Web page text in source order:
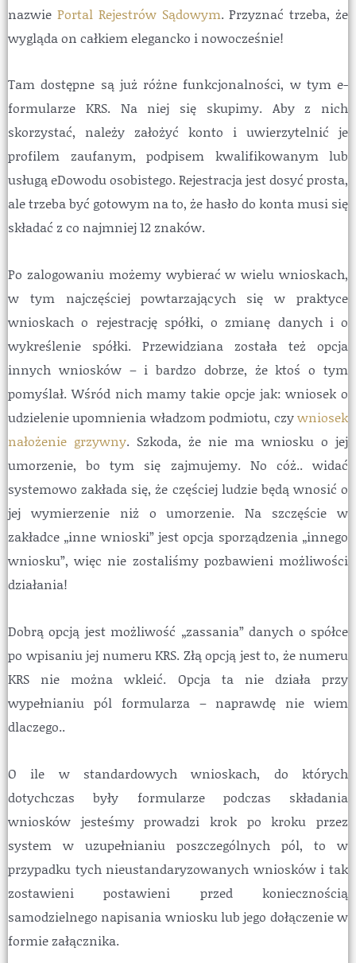
nazwie Portal Rejestrów Sądowym. Przyznać trzeba, że
wygląda on całkiem elegancko i nowocześnie!
Tam dostępne są już różne funkcjonalności, w tym e-
formularze KRS. Na niej się skupimy. Aby z nich
skorzystać, należy założyć konto i uwierzytelnić je
profilem zaufanym, podpisem kwalifikowanym lub
usługą eDowodu osobistego. Rejestracja jest dosyć prosta,
ale trzeba być gotowym na to, że hasło do konta musi się
składać z co najmniej 12 znaków.
Po zalogowaniu możemy wybierać w wielu wnioskach,
w tym najczęściej powtarzających się w praktyce
wnioskach o rejestrację spółki, o zmianę danych i o
wykreślenie spółki. Przewidziana została też opcja
innych wniosków – i bardzo dobrze, że ktoś o tym
pomyślał. Wśród nich mamy takie opcje jak: wniosek o
udzielenie upomnienia władzom podmiotu, czywniosek
nałożenie grzywny. Szkoda, że nie ma wniosku o jej
umorzenie, bo tym się zajmujemy. No cóż.. widać
systemowo zakłada się, że częściej ludzie będą wnosić o
jej wymierzenie niż o umorzenie. Na szczęście w
zakładce „inne wnioski” jest opcja sporządzenia „innego
wniosku”, więc nie zostaliśmy pozbawieni możliwości
działania!
Dobrą opcją jest możliwość „zassania” danych o spółce
po wpisaniu jej numeru KRS. Złą opcją jest to, że numeru
KRS nie można wkleić. Opcja ta nie działa przy
wypełnianiu pól formularza – naprawdę nie wiem
dlaczego..
O ile w standardowych wnioskach, do których
dotychczas były formularze podczas składania
wniosków jesteśmy prowadzi krok po kroku przez
system w uzupełnianiu poszczególnych pól, to w
przypadku tych nieustandaryzowanych wniosków i tak
zostawieni postawieni przed koniecznością
samodzielnego napisania wniosku lub jego dołączenie w
formie załącznika.